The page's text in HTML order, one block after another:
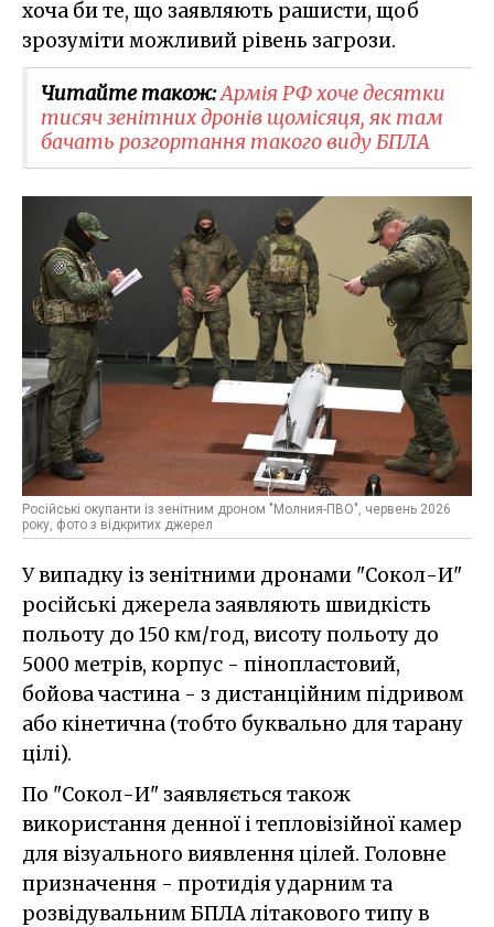
хоча би те, що заявляють рашисти, щоб
зрозуміти можливий рівень загрози.
Читайте також:Армія РФ хоче десятки
тисяч зенітних дронів щомісяця, як там
бачать розгортання такого виду БПЛА
Російські окупанти із зенітним дроном "Молния-ПВО", червень 2026
року, фото з відкритих джерел
У випадку із зенітними дронами "Сокол-И"
російські джерела заявляють швидкість
польоту до 150 км/год, висоту польоту до
5000 метрів, корпус - пінопластовий,
бойова частина - з дистанційним підривом
або кінетична (тобто буквально для тарану
цілі).
По "Сокол-И" заявляється також
використання денної і тепловізійної камер
для візуального виявлення цілей. Головне
призначення - протидія ударним та
розвідувальним БПЛА літакового типу в